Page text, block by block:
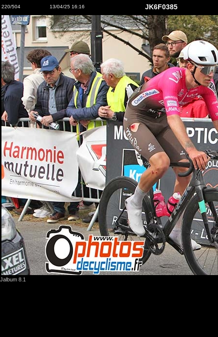
220/504 13/04/25 16:16 JK6F0385
Jalbum 8.1